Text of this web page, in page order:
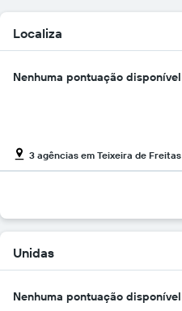
X
exibindo
empresas
de
aluguel
de
tem
1
o
mais
barato
aluguel
Localiza
Nenhuma pontuação disponível
3 agências em Teixeira de Freitas
Unidas
Nenhuma pontuação disponível